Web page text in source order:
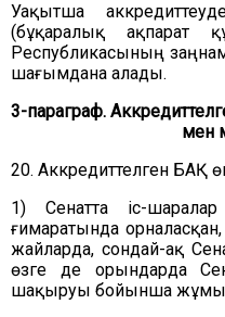
Уақытша
(бұқаралық ақпарат
Республикасының
шағымдана алады.
3-параграф.
мен
20. Аккредиттелген БАҚ
1) Сенатта іс-шаралар
ғимаратында
жайларда, сондай-ақ
өзге де орындарда
шақыруы бойынша жұмыс